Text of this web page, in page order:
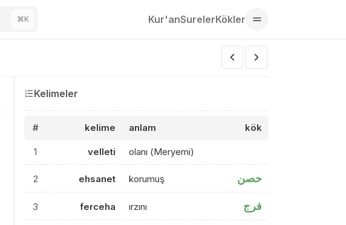
⌘K Kur'anSurelerKökler
Kelimeler
# kelime anlam kök
1 velleti olanı (Meryemi)
2 ehsanet korumuş حصن
3 ferceha ırzını فرج